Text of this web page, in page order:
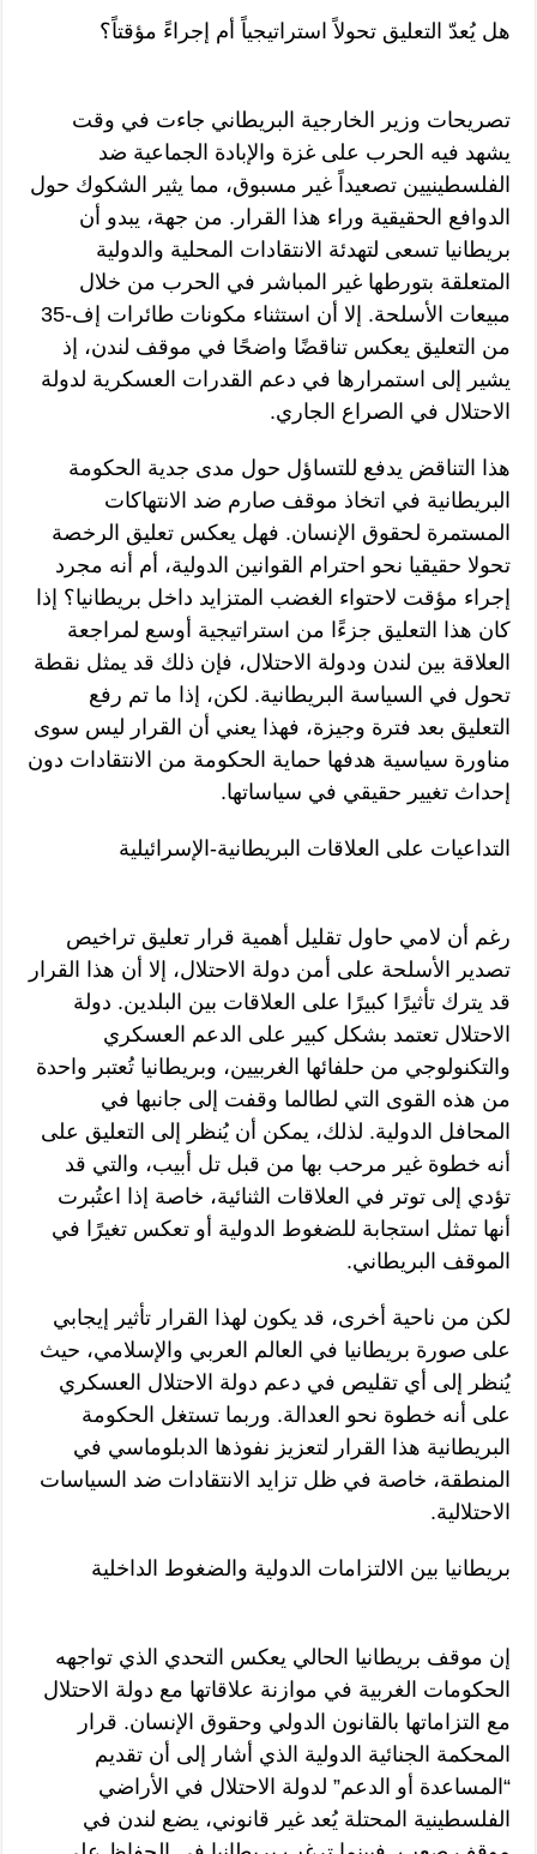
هل يُعدّ التعليق تحولاً استراتيجياً أم إجراءً مؤقتاً؟
تصريحات وزير الخارجية البريطاني جاءت في وقت
يشهد فيه الحرب على غزة والإبادة الجماعية ضد
الفلسطينيين تصعيداً غير مسبوق، مما يثير الشكوك حول
الدوافع الحقيقية وراء هذا القرار. من جهة، يبدو أن
بريطانيا تسعى لتهدئة الانتقادات المحلية والدولية
المتعلقة بتورطها غير المباشر في الحرب من خلال
مبيعات الأسلحة. إلا أن استثناء مكونات طائرات إف-35
من التعليق يعكس تناقضًا واضحًا في موقف لندن، إذ
يشير إلى استمرارها في دعم القدرات العسكرية لدولة
الاحتلال في الصراع الجاري.
هذا التناقض يدفع للتساؤل حول مدى جدية الحكومة
البريطانية في اتخاذ موقف صارم ضد الانتهاكات
المستمرة لحقوق الإنسان. فهل يعكس تعليق الرخصة
تحولا حقيقيا نحو احترام القوانين الدولية، أم أنه مجرد
إجراء مؤقت لاحتواء الغضب المتزايد داخل بريطانيا؟ إذا
كان هذا التعليق جزءًا من استراتيجية أوسع لمراجعة
العلاقة بين لندن ودولة الاحتلال، فإن ذلك قد يمثل نقطة
تحول في السياسة البريطانية. لكن، إذا ما تم رفع
التعليق بعد فترة وجيزة، فهذا يعني أن القرار ليس سوى
مناورة سياسية هدفها حماية الحكومة من الانتقادات دون
إحداث تغيير حقيقي في سياساتها.
التداعيات على العلاقات البريطانية-الإسرائيلية
رغم أن لامي حاول تقليل أهمية قرار تعليق تراخيص
تصدير الأسلحة على أمن دولة الاحتلال، إلا أن هذا القرار
قد يترك تأثيرًا كبيرًا على العلاقات بين البلدين. دولة
الاحتلال تعتمد بشكل كبير على الدعم العسكري
والتكنولوجي من حلفائها الغربيين، وبريطانيا تُعتبر واحدة
من هذه القوى التي لطالما وقفت إلى جانبها في
المحافل الدولية. لذلك، يمكن أن يُنظر إلى التعليق على
أنه خطوة غير مرحب بها من قبل تل أبيب، والتي قد
تؤدي إلى توتر في العلاقات الثنائية، خاصة إذا اعتُبرت
أنها تمثل استجابة للضغوط الدولية أو تعكس تغيرًا في
الموقف البريطاني.
لكن من ناحية أخرى، قد يكون لهذا القرار تأثير إيجابي
على صورة بريطانيا في العالم العربي والإسلامي، حيث
يُنظر إلى أي تقليص في دعم دولة الاحتلال العسكري
على أنه خطوة نحو العدالة. وربما تستغل الحكومة
البريطانية هذا القرار لتعزيز نفوذها الدبلوماسي في
المنطقة، خاصة في ظل تزايد الانتقادات ضد السياسات
الاحتلالية.
بريطانيا بين الالتزامات الدولية والضغوط الداخلية
إن موقف بريطانيا الحالي يعكس التحدي الذي تواجهه
الحكومات الغربية في موازنة علاقاتها مع دولة الاحتلال
مع التزاماتها بالقانون الدولي وحقوق الإنسان. قرار
المحكمة الجنائية الدولية الذي أشار إلى أن تقديم
“المساعدة أو الدعم” لدولة الاحتلال في الأراضي
الفلسطينية المحتلة يُعد غير قانوني، يضع لندن في